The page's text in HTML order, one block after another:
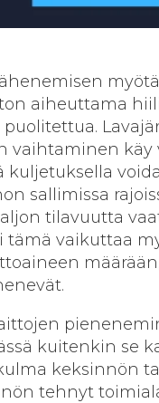
myötä
aiheuttama
puolitettua.
vaihtaminen käy
kuljetuksella
sallimissa
tilavuutta
tämä vaikuttaa
kuitenkin se
keksinnön
tehnyt